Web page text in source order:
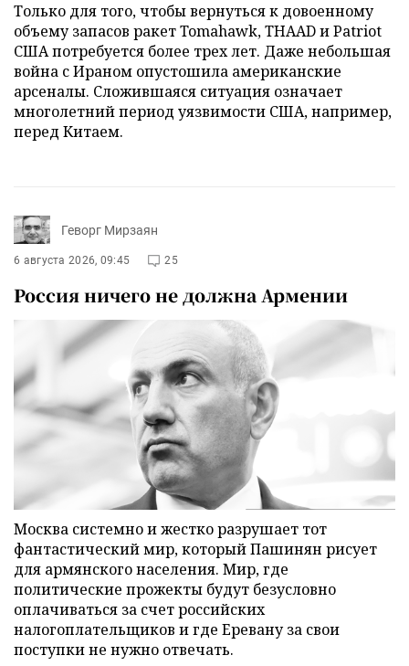
Только для того, чтобы вернуться к довоенному
объему запасов ракет Tomahawk, THAAD и Patriot
США потребуется более трех лет. Даже небольшая
война с Ираном опустошила американские
арсеналы. Сложившаяся ситуация означает
многолетний период уязвимости США, например,
перед Китаем.
Геворг Мирзаян
6 августа 2026, 09:45 25
Россия ничего не должна Армении
Москва системно и жестко разрушает тот
фантастический мир, который Пашинян рисует
для армянского населения. Мир, где
политические прожекты будут безусловно
оплачиваться за счет российских
налогоплательщиков и где Еревану за свои
поступки не нужно отвечать.